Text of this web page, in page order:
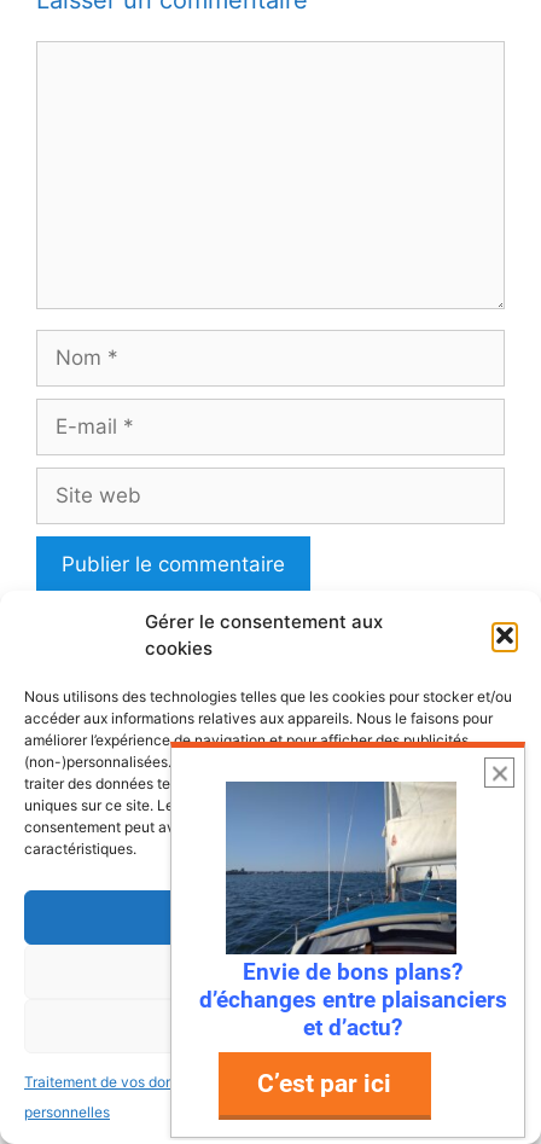
Gérer le consentement aux
cookies
Nous utilisons des technologies telles que les cookies pour stocker et/ou
accéder aux informations relatives aux appareils. Nous le faisons pour
améliorer l’expérience de navigation et pour afficher des publicités
(non-)personnalisées. Consentir à ces technologies nous autorisera à
traiter des données telles que le comportement de navigation ou les ID
uniques sur ce site. Le fait de ne pas consentir ou de retirer son
consentement peut avoir un effet négatif sur certaines fonctonnalités et
caractéristiques.
Accepter
Refuser
Voir les préférences
Traitement de vos données
personnelles
Traitement de vos données
personnelles
Nom
Site
web
Ce site utilise Akismet pour réduire les
indésirables.En savoir plus sur la façon dont les
Envie de bons plans?
d’échanges entre plaisanciers
et d’actu?
C’est par ici